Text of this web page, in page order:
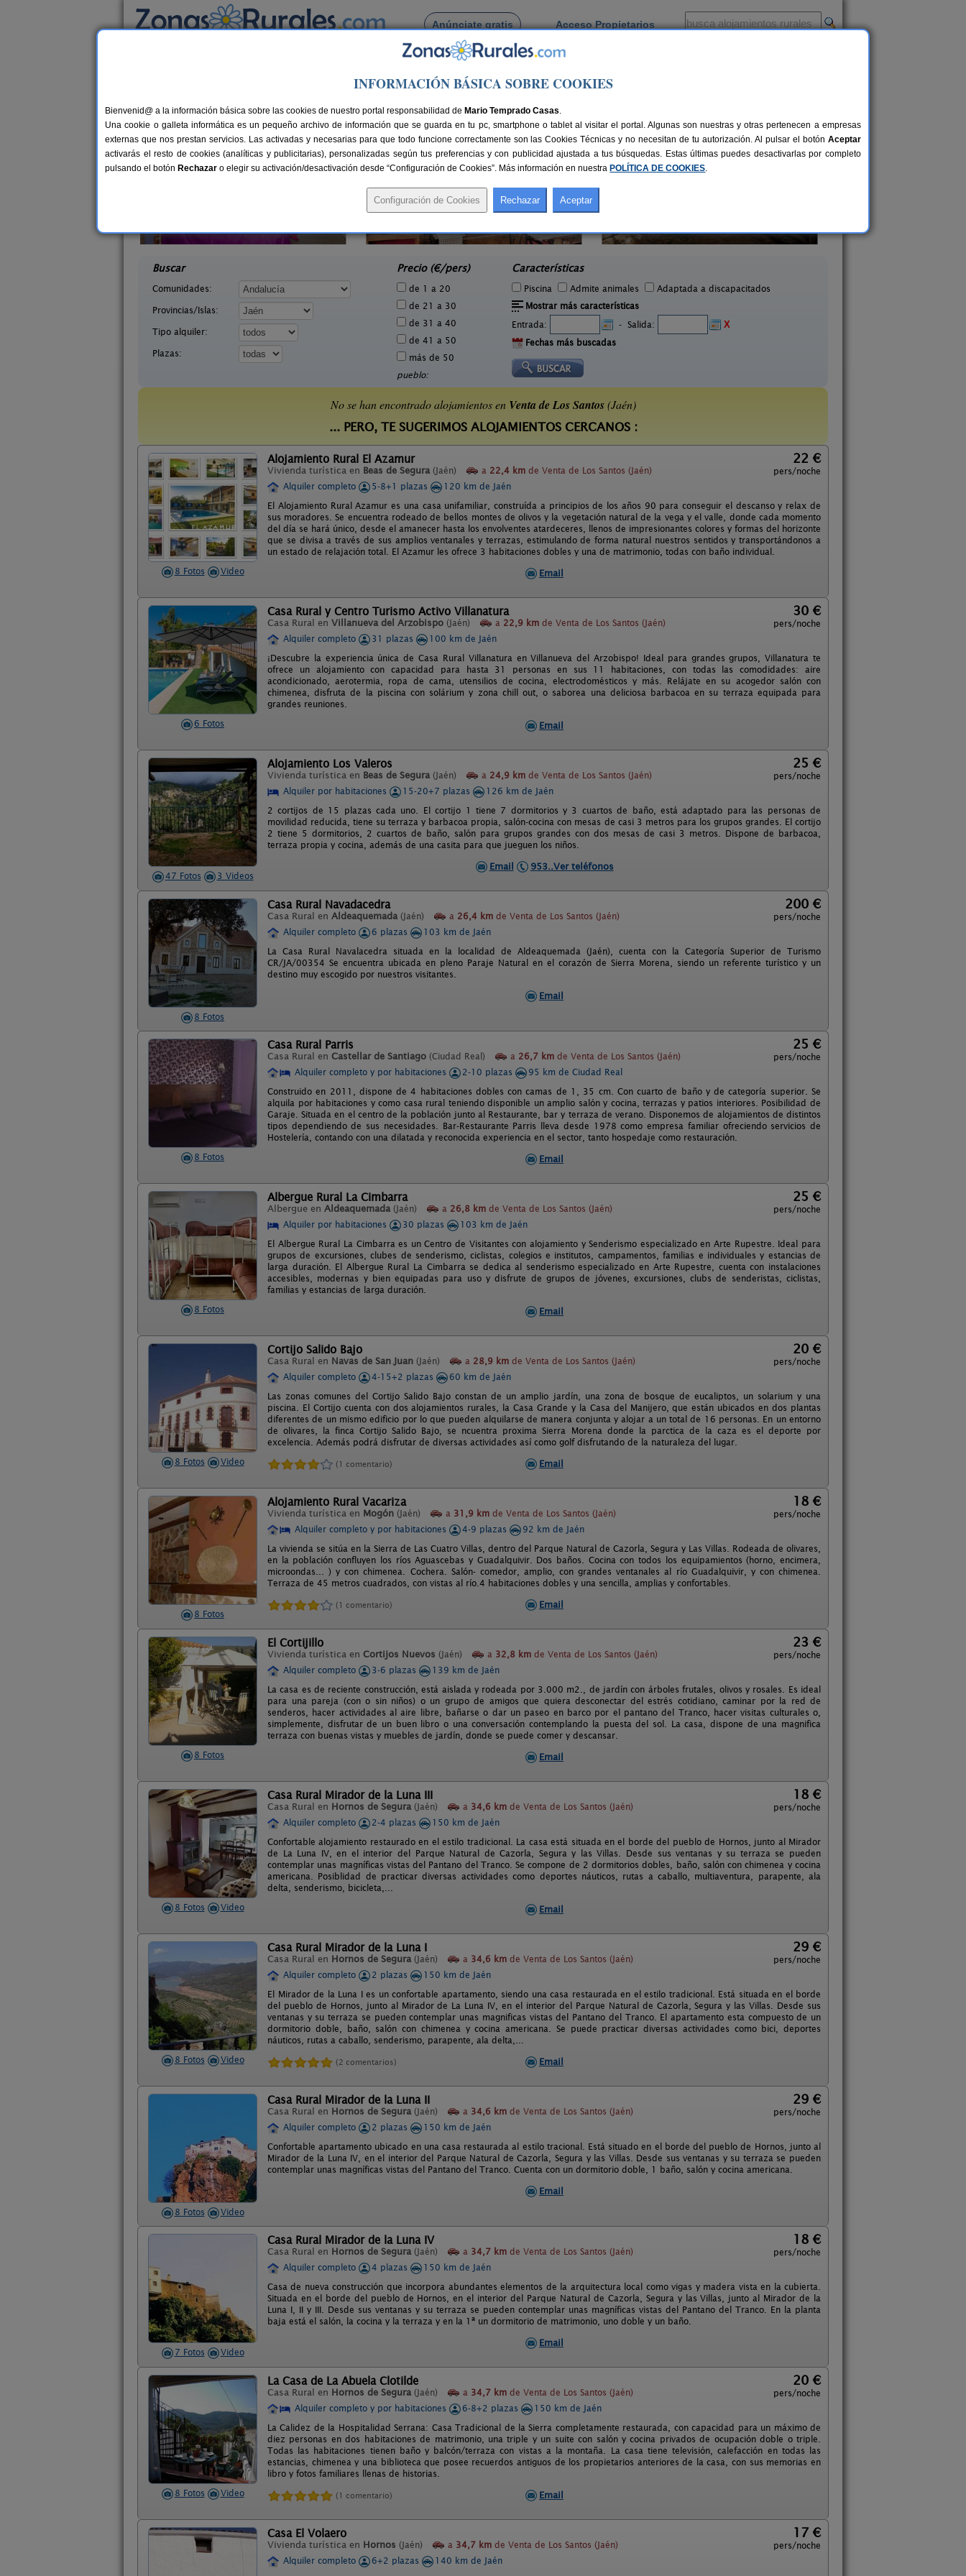
Anúnciate gratis Acceso Propietarios
Busca por pueblo
> Venta de Los Santos
Casas Rurales cerca de Venta de Los Santos
29 €
Alojamiento Los Valeros
Buscar
Comunidades:
Provincias/Islas:
Tipo alquiler:
Plazas:
Precio (€/pers)
de 1 a 20
de 21 a 30
de 31 a 40
de 41 a 50
más de 50
pueblo:
Características
Piscina Admite animales
Adaptada a discapacitados
Mostrar más características
Entrada:
- Salida:
X
Fechas más buscadas
No se han encontrado alojamientos en Venta de Los Santos(Jaén)
... PERO, TE SUGERIMOS ALOJAMIENTOS CERCANOS :
8 Fotos Video
Alojamiento Rural El Azamur
Vivienda turística en Beas de Segura (Jaén) a 22,4 km de Venta de Los Santos (Jaén)
22 €
pers/noche
Alquiler completo
5-8+1 plazas
120 km de Jaén
El Alojamiento Rural Azamur es una casa unifamiliar, construída a principios de los años 90 para conseguir el descanso y relax de
sus moradores. Se encuentra rodeado de bellos montes de olivos y la vegetación natural de la vega y el valle, donde cada momento
del día se hará único, desde el amanecer hasta los envolventes atardeceres, llenos de impresionantes colores y formas del horizonte
que se divisa a través de sus amplios ventanales y terrazas, estimulando de forma natural nuestros sentidos y transportándonos a
un estado de relajación total. El Azamur les ofrece 3 habitaciones dobles y una de matrimonio, todas con baño individual.
Email
6 Fotos
Casa Rural y Centro Turismo Activo Villanatura
Casa Rural en Villanueva del Arzobispo (Jaén) a 22,9 km de Venta de Los Santos (Jaén)
30 €
pers/noche
Alquiler completo
31 plazas
100 km de Jaén
¡Descubre la experiencia única de Casa Rural Villanatura en Villanueva del Arzobispo! Ideal para grandes grupos, Villanatura te
ofrece un alojamiento con capacidad para hasta 31 personas en sus 11 habitaciones, con todas las comodidades: aire
acondicionado, aerotermia, ropa de cama, utensilios de cocina, electrodomésticos y más. Relájate en su acogedor salón con
chimenea, disfruta de la piscina con solárium y zona chill out, o saborea una deliciosa barbacoa en su terraza equipada para
grandes reuniones.
Email
47 Fotos 3 Videos
Alojamiento Los Valeros
Vivienda turística en Beas de Segura (Jaén) a 24,9 km de Venta de Los Santos (Jaén)
25 €
pers/noche
Alquiler por habitaciones
15-20+7 plazas
126 km de Jaén
2 cortijos de 15 plazas cada uno. El cortijo 1 tiene 7 dormitorios y 3 cuartos de baño, está adaptado para las personas de
movilidad reducida, tiene su terraza y barbacoa propia, salón-cocina con mesas de casi 3 metros para los grupos grandes. El cortijo
2 tiene 5 dormitorios, 2 cuartos de baño, salón para grupos grandes con dos mesas de casi 3 metros. Dispone de barbacoa,
terraza propia y cocina, además de una casita para que jueguen los niños.
Email
953..Ver teléfonos
8 Fotos
Casa Rural Navadacedra
Casa Rural en Aldeaquemada (Jaén) a 26,4 km de Venta de Los Santos (Jaén)
200 €
pers/noche
Alquiler completo
6 plazas
103 km de Jaén
La Casa Rural Navalacedra situada en la localidad de Aldeaquemada (Jaén), cuenta con la Categoría Superior de Turismo
CR/JA/00354 Se encuentra ubicada en pleno Paraje Natural en el corazón de Sierra Morena, siendo un referente turístico y un
destino muy escogido por nuestros visitantes.
Email
8 Fotos
Casa Rural Parris
Casa Rural en Castellar de Santiago (Ciudad Real) a 26,7 km de Venta de Los Santos (Jaén)
25 €
pers/noche
Alquiler completo y por habitaciones
2-10 plazas
95 km de Ciudad Real
Construido en 2011, dispone de 4 habitaciones dobles con camas de 1, 35 cm. Con cuarto de baño y de categoría superior. Se
alquila por habitaciones y como casa rural teniendo disponible un amplio salón y cocina, terrazas y patios interiores. Posibilidad de
Garaje. Situada en el centro de la población junto al Restaurante, bar y terraza de verano. Disponemos de alojamientos de distintos
tipos dependiendo de sus necesidades. Bar-Restaurante Parris lleva desde 1978 como empresa familiar ofreciendo servicios de
Hostelería, contando con una dilatada y reconocida experiencia en el sector, tanto hospedaje como restauración.
Email
8 Fotos
Albergue Rural La Cimbarra
Albergue en Aldeaquemada (Jaén) a 26,8 km de Venta de Los Santos (Jaén)
25 €
pers/noche
Alquiler por habitaciones
30 plazas
103 km de Jaén
El Albergue Rural La Cimbarra es un Centro de Visitantes con alojamiento y Senderismo especializado en Arte Rupestre. Ideal para
grupos de excursiones, clubes de senderismo, ciclistas, colegios e institutos, campamentos, familias e individuales y estancias de
larga duración. El Albergue Rural La Cimbarra se dedica al senderismo especializado en Arte Rupestre, cuenta con instalaciones
accesibles, modernas y bien equipadas para uso y disfrute de grupos de jóvenes, excursiones, clubs de senderistas, ciclistas,
familias y estancias de larga duración.
Email
8 Fotos Video
Cortijo Salido Bajo
Casa Rural en Navas de San Juan (Jaén) a 28,9 km de Venta de Los Santos (Jaén)
20 €
pers/noche
Alquiler completo
4-15+2 plazas
60 km de Jaén
Las zonas comunes del Cortijo Salido Bajo constan de un amplio jardín, una zona de bosque de eucaliptos, un solarium y una
piscina. El Cortijo cuenta con dos alojamientos rurales, la Casa Grande y la Casa del Manijero, que están ubicados en dos plantas
diferentes de un mismo edificio por lo que pueden alquilarse de manera conjunta y alojar a un total de 16 personas. En un entorno
de olivares, la finca Cortijo Salido Bajo, se ncuentra proxima Sierra Morena donde la parctica de la caza es el deporte por
excelencia. Además podrá disfrutar de diversas actividades así como golf disfrutando de la naturaleza del lugar.
(1 comentario) Email
8 Fotos
Alojamiento Rural Vacariza
Vivienda turística en Mogón (Jaén) a 31,9 km de Venta de Los Santos (Jaén)
18 €
pers/noche
Alquiler completo y por habitaciones
4-9 plazas
92 km de Jaén
La vivienda se sitúa en la Sierra de Las Cuatro Villas, dentro del Parque Natural de Cazorla, Segura y Las Villas. Rodeada de olivares,
en la población confluyen los ríos Aguascebas y Guadalquivir. Dos baños. Cocina con todos los equipamientos (horno, encimera,
microondas... ) y con chimenea. Cochera. Salón- comedor, amplio, con grandes ventanales al río Guadalquivir, y con chimenea.
Terraza de 45 metros cuadrados, con vistas al río.4 habitaciones dobles y una sencilla, amplias y confortables.
(1 comentario) Email
8 Fotos
El Cortijillo
Vivienda turística en Cortijos Nuevos (Jaén) a 32,8 km de Venta de Los Santos (Jaén)
23 €
pers/noche
Alquiler completo
3-6 plazas
139 km de Jaén
La casa es de reciente construcción, está aislada y rodeada por 3.000 m2., de jardín con árboles frutales, olivos y rosales. Es ideal
para una pareja (con o sin niños) o un grupo de amigos que quiera desconectar del estrés cotidiano, caminar por la red de
senderos, hacer actividades al aire libre, bañarse o dar un paseo en barco por el pantano del Tranco, hacer visitas culturales o,
simplemente, disfrutar de un buen libro o una conversación contemplando la puesta del sol. La casa, dispone de una magnifica
terraza con buenas vistas y muebles de jardín, donde se puede comer y descansar.
Email
8 Fotos Video
Casa Rural Mirador de la Luna III
Casa Rural en Hornos de Segura (Jaén) a 34,6 km de Venta de Los Santos (Jaén)
18 €
pers/noche
Alquiler completo
2-4 plazas
150 km de Jaén
Confortable alojamiento restaurado en el estilo tradicional. La casa está situada en el borde del pueblo de Hornos, junto al Mirador
de La Luna IV, en el interior del Parque Natural de Cazorla, Segura y las Villas. Desde sus ventanas y su terraza se pueden
contemplar unas magníficas vistas del Pantano del Tranco. Se compone de 2 dormitorios dobles, baño, salón con chimenea y cocina
americana. Posiblidad de practicar diversas actividades como deportes náuticos, rutas a caballo, multiaventura, parapente, ala
delta, senderismo, bicicleta,...
Email
8 Fotos Video
Casa Rural Mirador de la Luna I
Casa Rural en Hornos de Segura (Jaén) a 34,6 km de Venta de Los Santos (Jaén)
29 €
pers/noche
Alquiler completo
2 plazas
150 km de Jaén
El Mirador de la Luna I es un confortable apartamento, siendo una casa restaurada en el estilo tradicional. Está situada en el borde
del pueblo de Hornos, junto al Mirador de La Luna IV, en el interior del Parque Natural de Cazorla, Segura y las Villas. Desde sus
ventanas y su terraza se pueden contemplar unas magnificas vistas del Pantano del Tranco. El apartamento esta compuesto de un
dormitorio doble, baño, salón con chimenea y cocina americana. Se puede practicar diversas actividades como bici, deportes
náuticos, rutas a caballo, senderismo, parapente, ala delta,...
(2 comentarios) Email
8 Fotos Video
Casa Rural Mirador de la Luna II
Casa Rural en Hornos de Segura (Jaén) a 34,6 km de Venta de Los Santos (Jaén)
29 €
pers/noche
Alquiler completo
2 plazas
150 km de Jaén
Confortable apartamento ubicado en una casa restaurada al estilo tracional. Está situado en el borde del pueblo de Hornos, junto al
Mirador de la Luna IV, en el interior del Parque Natural de Cazorla, Segura y las Villas. Desde sus ventanas y su terraza se pueden
contemplar unas magníficas vistas del Pantano del Tranco. Cuenta con un dormitorio doble, 1 baño, salón y cocina americana.
Email
7 Fotos Video
Casa Rural Mirador de la Luna IV
Casa Rural en Hornos de Segura (Jaén) a 34,7 km de Venta de Los Santos (Jaén)
18 €
pers/noche
Alquiler completo
4 plazas
150 km de Jaén
Casa de nueva construcción que incorpora abundantes elementos de la arquitectura local como vigas y madera vista en la cubierta.
Situada en el borde del pueblo de Hornos, en el interior del Parque Natural de Cazorla, Segura y las Villas, junto al Mirador de la
Luna I, II y III. Desde sus ventanas y su terraza se pueden contemplar unas magníficas vistas del Pantano del Tranco. En la planta
baja está el salón, la cocina y la terraza y en la 1ª un dormitorio de matrimonio, uno doble y un baño.
Email
8 Fotos Video
La Casa de La Abuela Clotilde
Casa Rural en Hornos de Segura (Jaén) a 34,7 km de Venta de Los Santos (Jaén)
20 €
pers/noche
Alquiler completo y por habitaciones
6-8+2 plazas
150 km de Jaén
La Calidez de la Hospitalidad Serrana: Casa Tradicional de la Sierra completamente restaurada, con capacidad para un máximo de
diez personas en dos habitaciones de matrimonio, una triple y un suite con salón y cocina privados de ocupación doble o triple.
Todas las habitaciones tienen baño y balcón/terraza con vistas a la montaña. La casa tiene televisión, calefacción en todas las
estancias, chimenea y una biblioteca que posee recuerdos antiguos de los propietarios anteriores de la casa, con sus memorias en
libro y fotos familiares llenas de historias.
(1 comentario) Email
Casa El Volaero
Vivienda turística en Hornos (Jaén) a 34,7 km de Venta de Los Santos (Jaén)
17 €
pers/noche
Alquiler completo
6+2 plazas
140 km de Jaén
INFORMACIÓN BÁSICA SOBRE COOKIES
Bienvenid@ a la información básica sobre las cookies de nuestro portal responsabilidad de Mario Temprado Casas.
Una cookie o galleta informática es un pequeño archivo de información que se guarda en tu pc, smartphone o tablet al visitar el portal. Algunas son nuestras y otras pertenecen a empresas
externas que nos prestan servicios. Las activadas y necesarias para que todo funcione correctamente son las Cookies Técnicas y no necesitan de tu autorización. Al pulsar el botón Aceptar
activarás el resto de cookies (analíticas y publicitarias), personalizadas según tus preferencias y con publicidad ajustada a tus búsquedas. Estas últimas puedes desactivarlas por completo
pulsando el botón Rechazar o elegir su activación/desactivación desde “Configuración de Cookies”. Más información en nuestra POLÍTICA DE COOKIES.